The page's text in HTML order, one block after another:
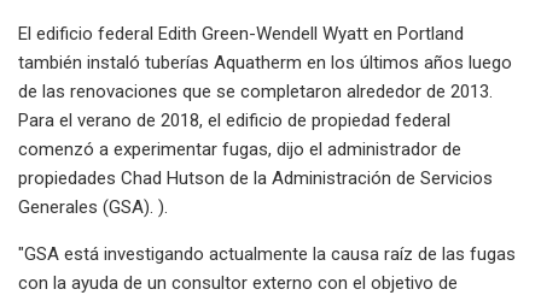
El edificio federal Edith Green-Wendell Wyatt en Portland
también instaló tuberías Aquatherm en los últimos años luego
de las renovaciones que se completaron alrededor de 2013.
Para el verano de 2018, el edificio de propiedad federal
comenzó a experimentar fugas, dijo el administrador de
propiedades Chad Hutson de la Administración de Servicios
Generales (GSA). ).
"GSA está investigando actualmente la causa raíz de las fugas
con la ayuda de un consultor externo con el objetivo de